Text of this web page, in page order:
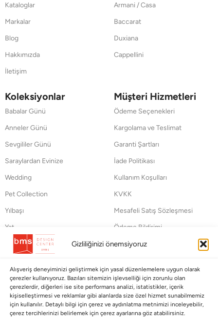
Gizliliğinizi önemsiyoruz
Alışveriş deneyiminizi geliştirmek için yasal düzenlemelere uygun olarak
çerezler kullanıyoruz. Bazıları sitemizin işlevselliği için zorunlu olan
çerezlerdir, diğerleri ise site performans analizi, istatistikler, içerik
kişiselleştirmesi ve reklamlar gibi alanlarda size özel hizmet sunabilmemiz
için kullanılır. Detaylı bilgi için çerez ve aydınlatma metnimizi inceleyebilir,
çerez tercihlerinizi belirlemek için çerez ayarlarına göz atabilirsiniz.
Kataloglar
Markalar
Blog
Hakkımızda
İletişim
Armani / Casa
Baccarat
Duxiana
Cappellini
Koleksiyonlar
Babalar Günü
Anneler Günü
Sevgililer Günü
Saraylardan Evinize
Wedding
Pet Collection
Yılbaşı
Yat
Müşteri Hizmetleri
Ödeme Seçenekleri
Kargolama ve Teslimat
Garanti Şartları
İade Politikası
Kullanım Koşulları
KVKK
Mesafeli Satış Sözleşmesi
Ödeme Bildirimi
Hata Bildirim Formu
BÜLTENİMİZE ABONE OLUN
Kayıt olun ve fırsatlardan ilk siz yararlanın!
Bültenimize Abone Olun